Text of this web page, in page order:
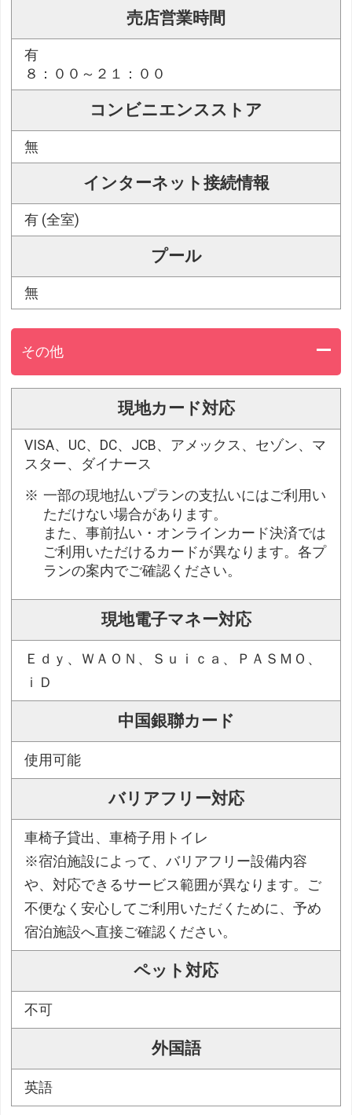
売店営業時間
有
８：００～２１：００
コンビニエンスストア
無
インターネット接続情報
有 (全室)
プール
無
その他
現地カード対応
VISA、UC、DC、JCB、アメックス、セゾン、マ
スター、ダイナース
一部の現地払いプランの支払いにはご利用い
ただけない場合があります。
また、事前払い・オンラインカード決済では
ご利用いただけるカードが異なります。各プ
ランの案内でご確認ください。
現地電子マネー対応
Ｅｄｙ、ＷＡＯＮ、Ｓｕｉｃａ、ＰＡＳＭＯ、
ｉＤ
中国銀聯カード
使用可能
バリアフリー対応
車椅子貸出、車椅子用トイレ
※宿泊施設によって、バリアフリー設備内容
や、対応できるサービス範囲が異なります。ご
不便なく安心してご利用いただくために、予め
宿泊施設へ直接ご確認ください。
ペット対応
不可
外国語
英語